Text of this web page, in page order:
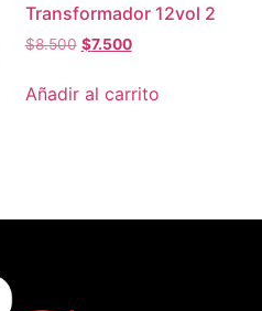
Transformador 12vol 2
$8.500 $7.500
Añadir al carrito